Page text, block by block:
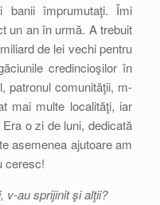
împrumutaţi. Îmi
un an în urmă. A trebuit
de lei vechi pentru
credincioşilor în
patronul comunităţii, m-
mai multe localităţi, iar
o zi de luni, dedicată
asemenea ajutoare am
ceresc!
v-au sprijinit şi alţii?